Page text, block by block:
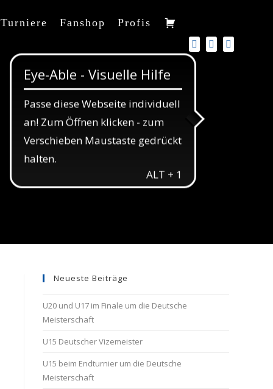
Turniere Fanshop Profis
Neueste Beiträge
U20 und U17 im Finale um die Deutsche
Meisterschaft
U15 Deutscher Vizemeister
U15 beim Endturnier um die Deutsche
Meisterschaft